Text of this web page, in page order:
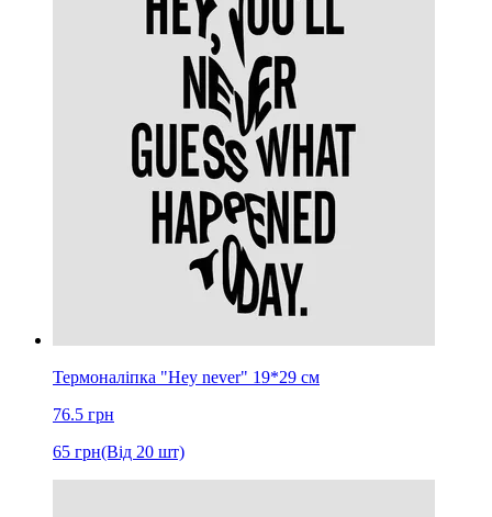
Термоналіпка "Hey never" 19*29 см
76.5 грн
65 грн(Від 20 шт)